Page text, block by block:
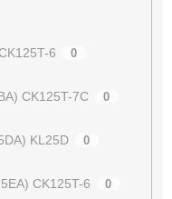
6 0
CK125T-7C 0
KL25D 0
CK125T-6 0